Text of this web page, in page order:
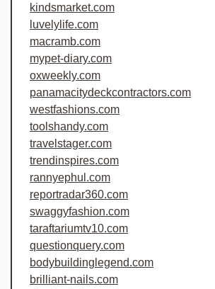
kindsmarket.com
luvelylife.com
macramb.com
mypet-diary.com
oxweekly.com
panamacitydeckcontractors.com
westfashions.com
toolshandy.com
travelstager.com
trendinspires.com
rannyephul.com
reportradar360.com
swaggyfashion.com
taraftariumtv10.com
questionquery.com
bodybuildinglegend.com
brilliant-nails.com